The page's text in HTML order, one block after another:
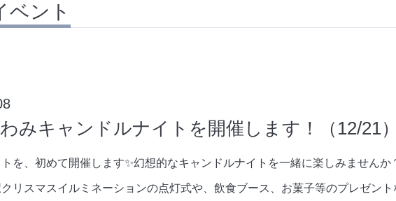
ベント
わみキャンドルナイトを開催します！（12/21）
を、初めて開催します✨幻想的なキャンドルナイトを一緒に楽しみませんか
リスマスイルミネーションの点灯式や、飲食ブース、お菓子等のプレゼント